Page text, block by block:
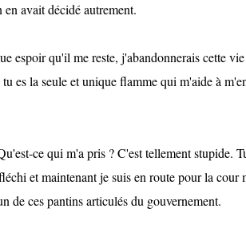
en avait décidé autrement.
espoir qu'il me reste, j'abandonnerais cette
es la seule et unique flamme qui m'aide à
ce qui m'a pris ? C'est tellement stupide.
et maintenant je suis en route pour la cour
de ces pantins articulés du gouvernement.